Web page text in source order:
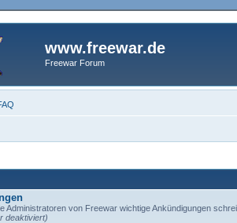
www.freewar.de
Freewar Forum
Administratoren von Freewar wichtige Ankündigungen
deaktiviert)